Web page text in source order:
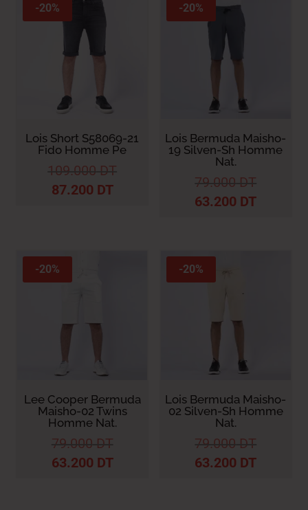
plus
-20%
Lois Short S58069-21
Fido Homme Pe
109.000 DT
87.200 DT
-20%
Lois Bermuda Maisho-
19 Silven-Sh Homme
Nat.
79.000 DT
63.200 DT
-20%
Lee Cooper Bermuda
Maisho-02 Twins
Homme Nat.
79.000 DT
63.200 DT
-20%
Lois Bermuda Maisho-
02 Silven-Sh Homme
Nat.
79.000 DT
63.200 DT